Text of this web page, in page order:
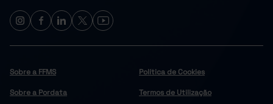
Sobre a FFMS
Sobre a Pordata
Política de Cookies
Termos de Utilização